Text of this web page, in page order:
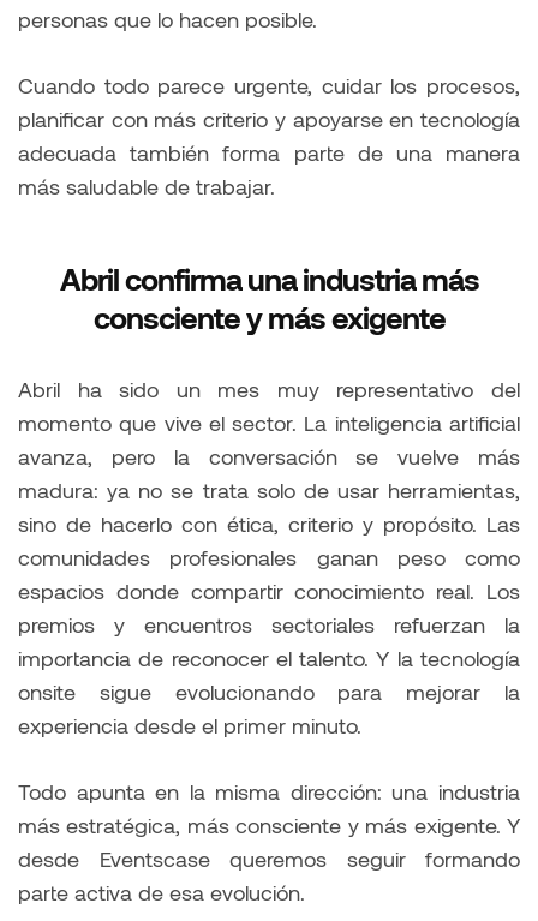
personas que lo hacen posible.
Cuando todo parece urgente, cuidar los procesos,
planificar con más criterio y apoyarse en tecnología
adecuada también forma parte de una manera
más saludable de trabajar.
Abril confirma una industria más
consciente y más exigente
Abril ha sido un mes muy representativo del
momento que vive el sector. La inteligencia artificial
avanza, pero la conversación se vuelve más
madura: ya no se trata solo de usar herramientas,
sino de hacerlo con ética, criterio y propósito. Las
comunidades profesionales ganan peso como
espacios donde compartir conocimiento real. Los
premios y encuentros sectoriales refuerzan la
importancia de reconocer el talento. Y la tecnología
onsite sigue evolucionando para mejorar la
experiencia desde el primer minuto.
Todo apunta en la misma dirección: una industria
más estratégica, más consciente y más exigente. Y
desde Eventscase queremos seguir formando
parte activa de esa evolución.